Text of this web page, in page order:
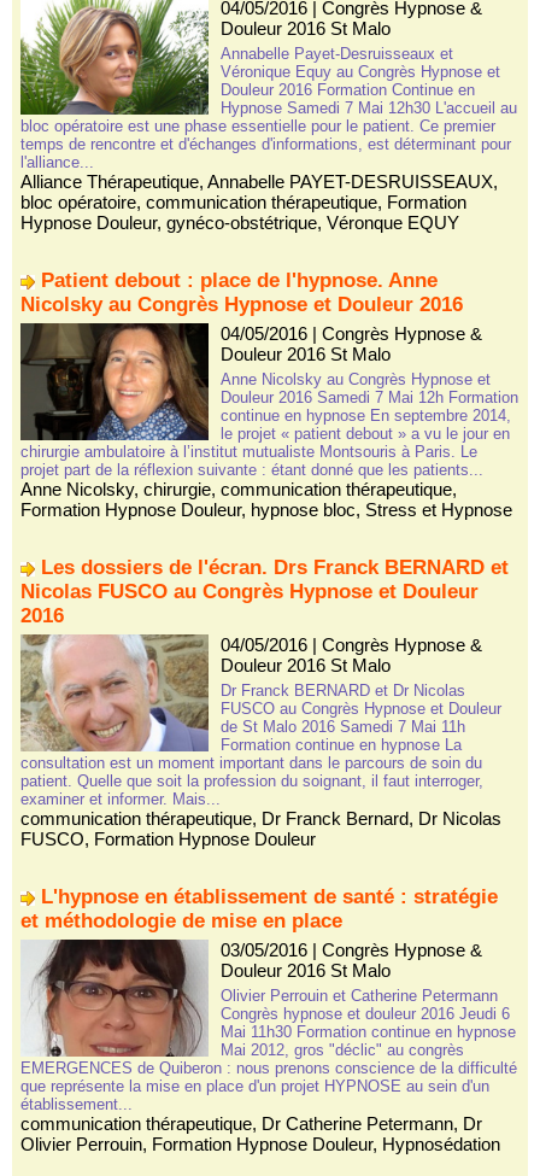
04/05/2016| Congrès Hypnose &
Douleur 2016 St Malo
Annabelle Payet-Desruisseaux et
Véronique Equy au Congrès Hypnose et
Douleur 2016 Formation Continue en
Hypnose Samedi 7 Mai 12h30 L'accueil au
bloc opératoire est une phase essentielle pour le patient. Ce premier
temps de rencontre et d'échanges d'informations, est déterminant pour
l'alliance...
Alliance Thérapeutique, Annabelle PAYET-DESRUISSEAUX,
bloc opératoire, communication thérapeutique, Formation
Hypnose Douleur, gynéco-obstétrique, Véronque EQUY
Patient debout : place de l'hypnose. Anne
Nicolsky au Congrès Hypnose et Douleur 2016
04/05/2016| Congrès Hypnose &
Douleur 2016 St Malo
Anne Nicolsky au Congrès Hypnose et
Douleur 2016 Samedi 7 Mai 12h Formation
continue en hypnose En septembre 2014,
le projet « patient debout » a vu le jour en
chirurgie ambulatoire à l’institut mutualiste Montsouris à Paris. Le
projet part de la réflexion suivante : étant donné que les patients...
Anne Nicolsky, chirurgie, communication thérapeutique,
Formation Hypnose Douleur, hypnose bloc, Stress et Hypnose
Les dossiers de l'écran. Drs Franck BERNARD et
Nicolas FUSCO au Congrès Hypnose et Douleur
2016
04/05/2016| Congrès Hypnose &
Douleur 2016 St Malo
Dr Franck BERNARD et Dr Nicolas
FUSCO au Congrès Hypnose et Douleur
de St Malo 2016 Samedi 7 Mai 11h
Formation continue en hypnose La
consultation est un moment important dans le parcours de soin du
patient. Quelle que soit la profession du soignant, il faut interroger,
examiner et informer. Mais...
communication thérapeutique, Dr Franck Bernard, Dr Nicolas
FUSCO, Formation Hypnose Douleur
L'hypnose en établissement de santé : stratégie
et méthodologie de mise en place
03/05/2016| Congrès Hypnose &
Douleur 2016 St Malo
Olivier Perrouin et Catherine Petermann
Congrès hypnose et douleur 2016 Jeudi 6
Mai 11h30 Formation continue en hypnose
Mai 2012, gros "déclic" au congrès
EMERGENCES de Quiberon : nous prenons conscience de la difficulté
que représente la mise en place d'un projet HYPNOSE au sein d'un
établissement...
communication thérapeutique, Dr Catherine Petermann, Dr
Olivier Perrouin, Formation Hypnose Douleur, Hypnosédation